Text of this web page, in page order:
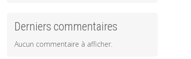
Derniers commentaires
Aucun commentaire à afficher.